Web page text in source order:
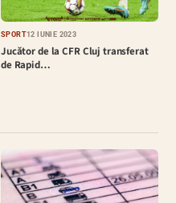
SPORT12 IUNIE 2023
Jucător de la CFR Cluj transferat
de Rapid…